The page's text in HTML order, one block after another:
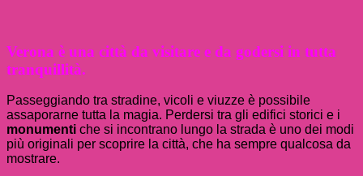
Verona è una città da visitare e da godersi in tutta
tranquillità.
Passeggiando tra stradine, vicoli e viuzze è possibile
assaporarne tutta la magia. Perdersi tra gli edifici storici e i
monumenti che si incontrano lungo la strada è uno dei modi
più originali per scoprire la città, che ha sempre qualcosa da
mostrare.